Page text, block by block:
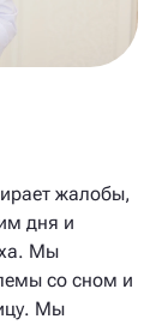
жалобы,
дня и
Мы
со сном и
Мы